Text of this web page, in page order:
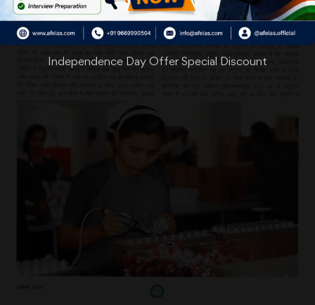
Independence Day Offer Special Discount